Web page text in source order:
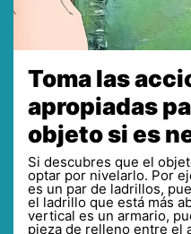
Toma las
apropiadas
objeto si es
Si descubres que el
optar por nivelarlo. Por
es un par de ladrillos,
el ladrillo que está más
vertical es un armario,
pieza de relleno entre el